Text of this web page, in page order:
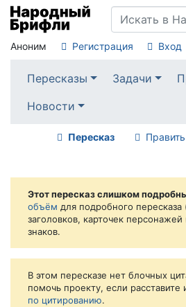
Аноним Регистрация Вход
Пересказы Задачи
Новости
Пересказ Править
Этот пересказ слишком
объём для подробного пересказа
заголовков, карточек
знаков.
В этом пересказе нет блочных
помочь проекту, если расставите
по цитированию.